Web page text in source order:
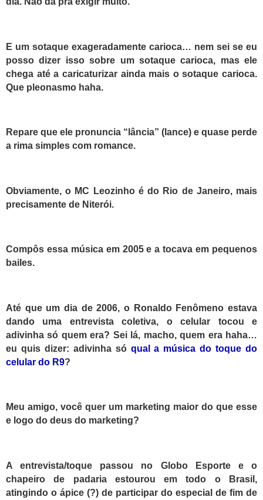
E um sotaque exageradamente carioca… nem sei se eu
posso dizer isso sobre um sotaque carioca, mas ele
chega até a caricaturizar ainda mais o sotaque carioca.
Que pleonasmo haha.
Repare que ele pronuncia “lância” (lance) e quase perde
a rima simples com romance.
Obviamente, o MC Leozinho é do Rio de Janeiro, mais
precisamente de Niterói.
Compôs essa música em 2005 e a tocava em pequenos
bailes.
Até que um dia de 2006, o Ronaldo Fenômeno estava
dando uma entrevista coletiva, o celular tocou e
adivinha só quem era? Sei lá, macho, quem era haha…
eu quis dizer: adivinha só qual a música do toque do
celular do R9?
Meu amigo, você quer um marketing maior do que esse
e logo do deus do marketing?
A entrevista/toque passou no Globo Esporte e o
chapeiro de padaria estourou em todo o Brasil,
atingindo o ápice (?) de participar do especial de fim de